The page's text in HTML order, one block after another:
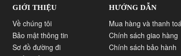
GIỚI THIỆU
Về chúng tôi
Bảo mật thông tin
Sơ đồ đường đi
HƯỚNG DẪN
Mua hàng và thanh
Chính sách giao hàng
Chính sách bảo hành